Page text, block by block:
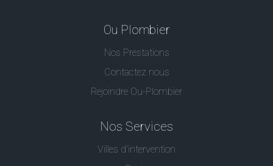
Ou Plombier
Nos Prestations
Contactez nous
Rejoindre Ou-Plombier
Nos Services
Villes d'intervention